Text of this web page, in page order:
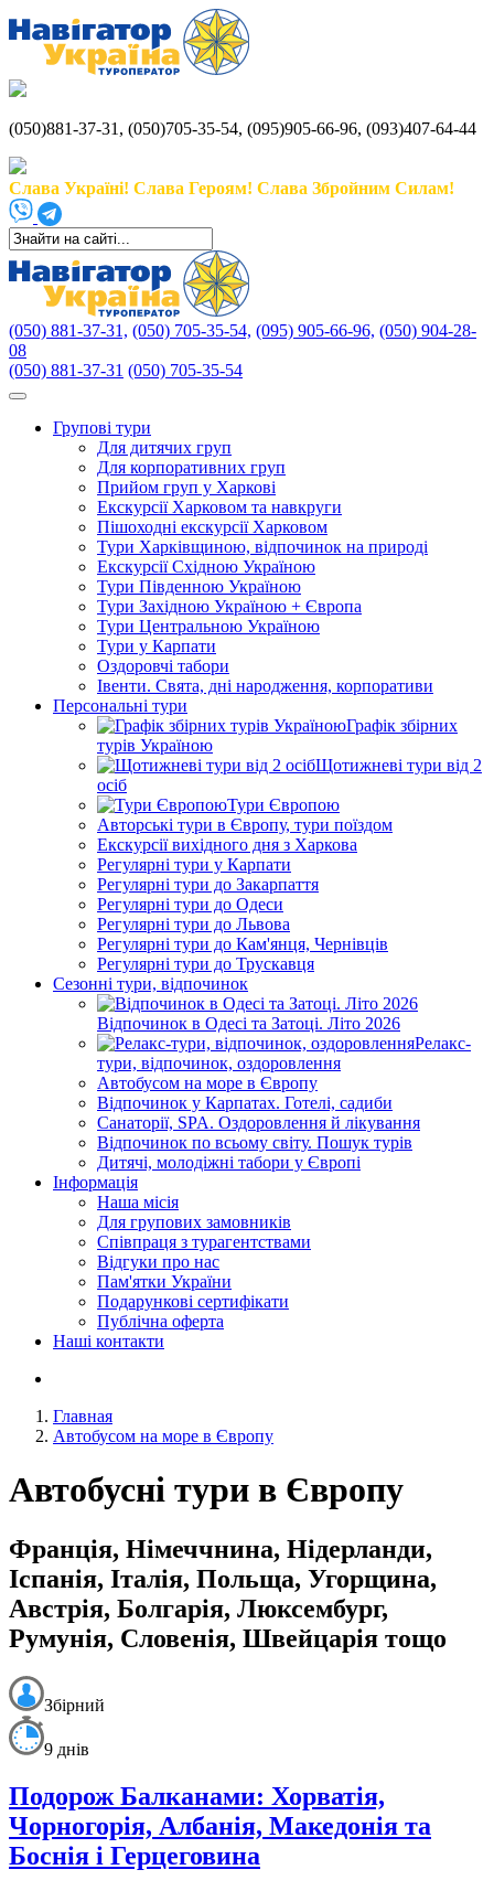
(050)881-37-31, (050)705-35-54, (095)905-66-96, (093)407-64-44
Слава Україні! Слава Героям! Слава Збройним Силам!
(050) 881-37-31, (050) 705-35-54, (095) 905-66-96, (050) 904-28-
08
(050) 881-37-31 (050) 705-35-54
Групові тури
Для дитячих груп
Для корпоративних груп
Прийом груп у Харкові
Екскурсії Харковом та навкруги
Пішоходні екскурсії Харковом
Тури Харківщиною, відпочинок на природі
Екскурсії Східною Україною
Тури Південною Україною
Тури Західною Україною + Європа
Тури Центральною Україною
Тури у Карпати
Оздоровчі табори
Івенти. Свята, дні народження, корпоративи
Персональні тури
Графік збірних
турів Україною
Щотижневі тури від 2
осіб
Тури Європою
Авторські тури в Європу, тури поїздом
Екскурсії вихідного дня з Харкова
Регулярні тури у Карпати
Регулярні тури до Закарпаття
Регулярні тури до Одеси
Регулярні тури до Львова
Регулярні тури до Кам'янця, Чернівців
Регулярні тури до Трускавця
Сезонні тури, відпочинок
Відпочинок в Одесі та Затоці. Літо 2026
Релакс-
тури, відпочинок, оздоровлення
Автобусом на море в Європу
Відпочинок у Карпатах. Готелі, садиби
Санаторії, SPA. Оздоровлення й лікування
Відпочинок по всьому світу. Пошук турів
Дитячі, молодіжні табори у Європі
Інформація
Наша місія
Для групових замовників
Співпраця з турагентствами
Відгуки про нас
Пам'ятки України
Подарункові сертифікати
Публічна оферта
Наші контакти
Главная
Автобусом на море в Європу
Автобусні тури в Європу
Франція, Німеччнина, Нідерланди,
Іспанія, Італія, Польща, Угорщина,
Австрія, Болгарія, Люксембург,
Румунія, Словенія, Швейцарія тощо
Збірний
9 днів
Подорож Балканами: Хорватія,
Чорногорія, Албанія, Македонія та
Боснія і Герцеговина